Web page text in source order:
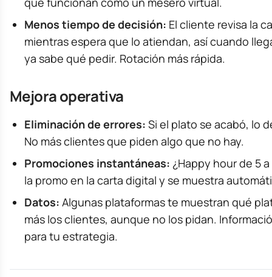
Menos tiempo de decisión: El cliente revisa la
mientras espera que lo atiendan, así cuando
ya sabe qué pedir. Rotación más rápida.
Mejora operativa
Eliminación de errores: Si el plato se acabó, lo
No más clientes que piden algo que no hay.
Promociones instantáneas: ¿Happy hour de 5 a
la promo en la carta digital y se muestra
Datos: Algunas plataformas te muestran qué
más los clientes, aunque no los pidan.
para tu estrategia.